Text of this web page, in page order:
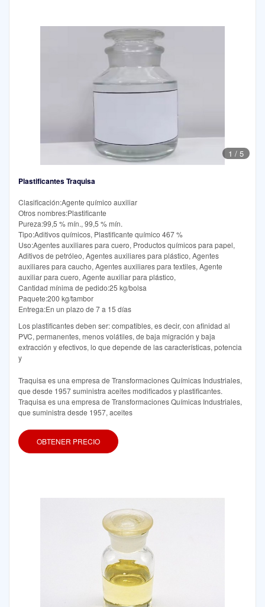
1 / 5
Plastificantes Traquisa
Clasificación:Agente químico auxiliar
Otros nombres:Plastificante
Pureza:99,5 % mín., 99,5 % mín.
Tipo:Aditivos químicos, Plastificante químico 467 %
Uso:Agentes auxiliares para cuero, Productos químicos para papel,
Aditivos de petróleo, Agentes auxiliares para plástico, Agentes
auxiliares para caucho, Agentes auxiliares para textiles, Agente
auxiliar para cuero, Agente auxiliar para plástico,
Cantidad mínima de pedido:25 kg/bolsa
Paquete:200 kg/tambor
Entrega:En un plazo de 7 a 15 días
Los plastificantes deben ser: compatibles, es decir, con afinidad al
PVC, permanentes, menos volátiles, de baja migración y baja
extracción y efectivos, lo que depende de las características, potencia
y
Traquisa es una empresa de Transformaciones Químicas Industriales,
que desde 1957 suministra aceites modificados y plastificantes.
Traquisa es una empresa de Transformaciones Químicas Industriales,
que suministra desde 1957, aceites
OBTENER PRECIO